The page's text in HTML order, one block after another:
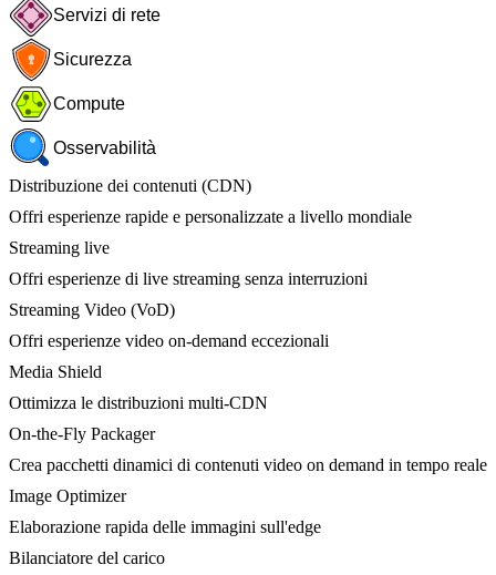
Servizi di rete
Sicurezza
Compute
Osservabilità
Distribuzione dei contenuti (CDN)
Offri esperienze rapide e personalizzate a livello mondiale
Streaming live
Offri esperienze di live streaming senza interruzioni
Streaming Video (VoD)
Offri esperienze video on-demand eccezionali
Media Shield
Ottimizza le distribuzioni multi-CDN
On-the-Fly Packager
Crea pacchetti dinamici di contenuti video on demand in tempo reale
Image Optimizer
Elaborazione rapida delle immagini sull'edge
Bilanciatore del carico